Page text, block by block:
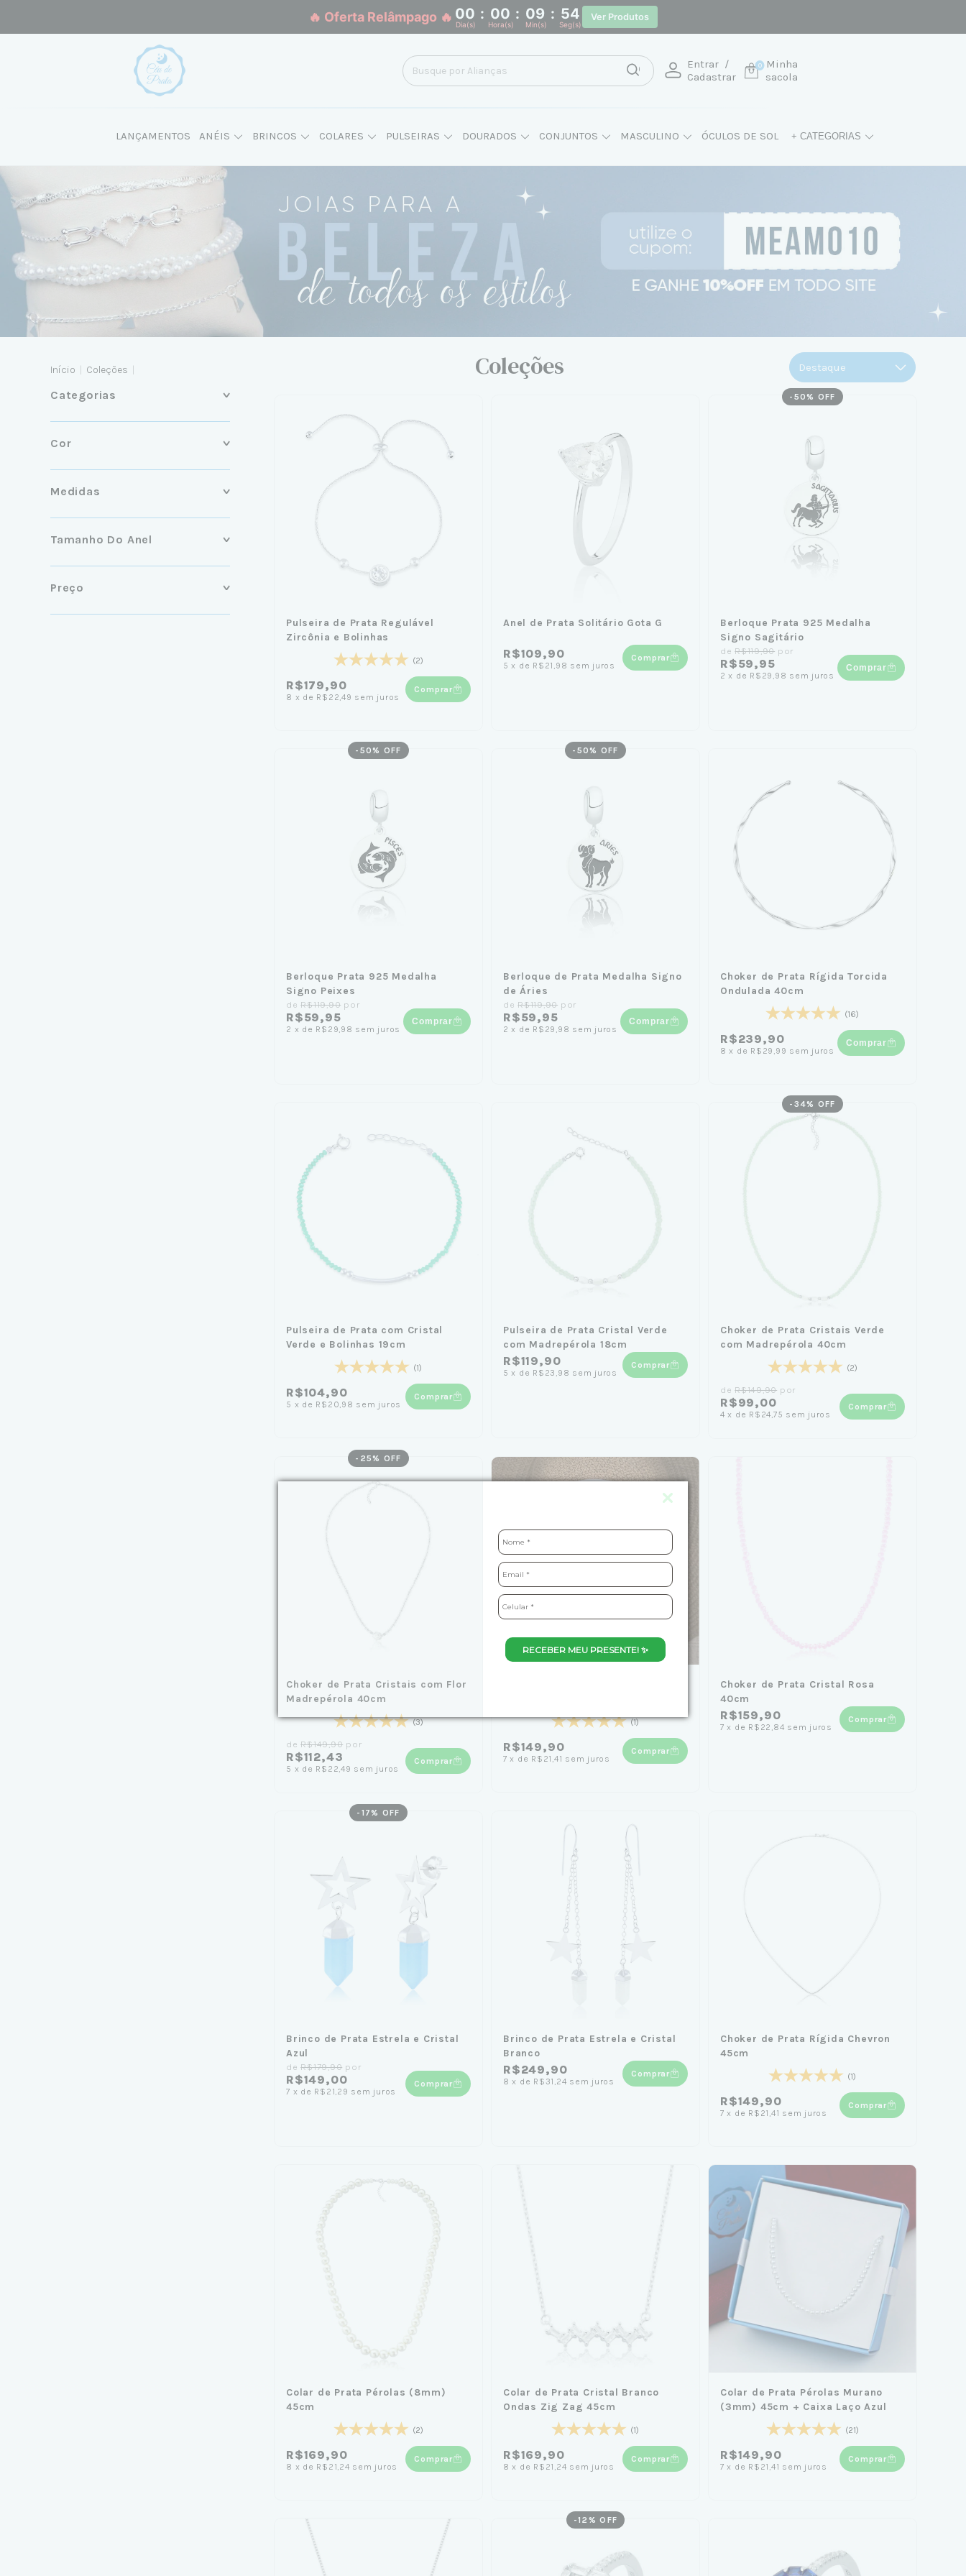
RECEBER MEU PRESENTE! ✨
🔥 Oferta Relâmpago 🔥 00 : 00 : 09 : 53
Dia(s) Hora(s) Min(s) Seg(s)
Ver Produtos
Entrar /
Cadastrar
Minha
sacola
0
LANÇAMENTOS ANÉIS BRINCOS COLARES PULSEIRAS DOURADOS CONJUNTOS MASCULINO ÓCULOS DE SOL + CATEGORIAS
Início Coleções Coleções
Categorias
Cor
Medidas
Tamanho Do Anel
Preço
Pulseira de Prata Regulável
Zircônia e Bolinhas
(2)
R$179,90
8 x de R$22,49 sem juros
Comprar
Anel de Prata Solitário Gota G
R$109,90
5 x de R$21,98 sem juros
Comprar
- 50 % OFF
Berloque Prata 925 Medalha
Signo Sagitário
deR$119,90 por
R$59,95
2 x de R$29,98 sem juros
Comprar
- 50 % OFF
Berloque Prata 925 Medalha
Signo Peixes
deR$119,90 por
R$59,95
2 x de R$29,98 sem juros
Comprar
- 50 % OFF
Berloque de Prata Medalha Signo
de Áries
deR$119,90 por
R$59,95
2 x de R$29,98 sem juros
Comprar
Choker de Prata Rígida Torcida
Ondulada 40cm
(16)
R$239,90
8 x de R$29,99 sem juros
Comprar
Pulseira de Prata com Cristal
Verde e Bolinhas 19cm
(1)
R$104,90
5 x de R$20,98 sem juros
Comprar
Pulseira de Prata Cristal Verde
com Madrepérola 18cm
R$119,90
5 x de R$23,98 sem juros
Comprar
- 34% OFF
Choker de Prata Cristais Verde
com Madrepérola 40cm
(2)
deR$149,90 por
R$99,00
4 x de R$24,75 sem juros
Comprar
- 25 % OFF
Choker de Prata Cristais com Flor
Madrepérola 40cm
(3)
deR$149,90 por
R$112,43
5 x de R$22,49 sem juros
Comprar
(1)
R$149,90
7 x de R$21,41 sem juros
Comprar
Choker de Prata Cristal Rosa
40cm
R$159,90
7 x de R$22,84 sem juros
Comprar
- 17 % OFF
Brinco de Prata Estrela e Cristal
Azul
deR$179,90 por
R$149,00
7 x de R$21,29 sem juros
Comprar
Brinco de Prata Estrela e Cristal
Branco
R$249,90
8 x de R$31,24 sem juros
Comprar
Choker de Prata Rígida Chevron
45cm
(1)
R$149,90
7 x de R$21,41 sem juros
Comprar
Colar de Prata Pérolas (8mm)
45cm
(2)
R$169,90
8 x de R$21,24 sem juros
Comprar
Colar de Prata Cristal Branco
Ondas Zig Zag 45cm
(1)
R$169,90
8 x de R$21,24 sem juros
Comprar
Colar de Prata Pérolas Murano
(3mm) 45cm + Caixa Laço Azul
(21)
R$149,90
7 x de R$21,41 sem juros
Comprar
-12 % OFF